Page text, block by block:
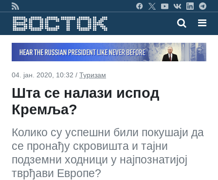
04. јан. 2020, 10:32 / Туризам
Шта се налази испод
Кремља?
Колико су успешни били покушаји да
се пронађу скровишта и тајни
подземни ходници у најпознатијој
тврђави Европе?